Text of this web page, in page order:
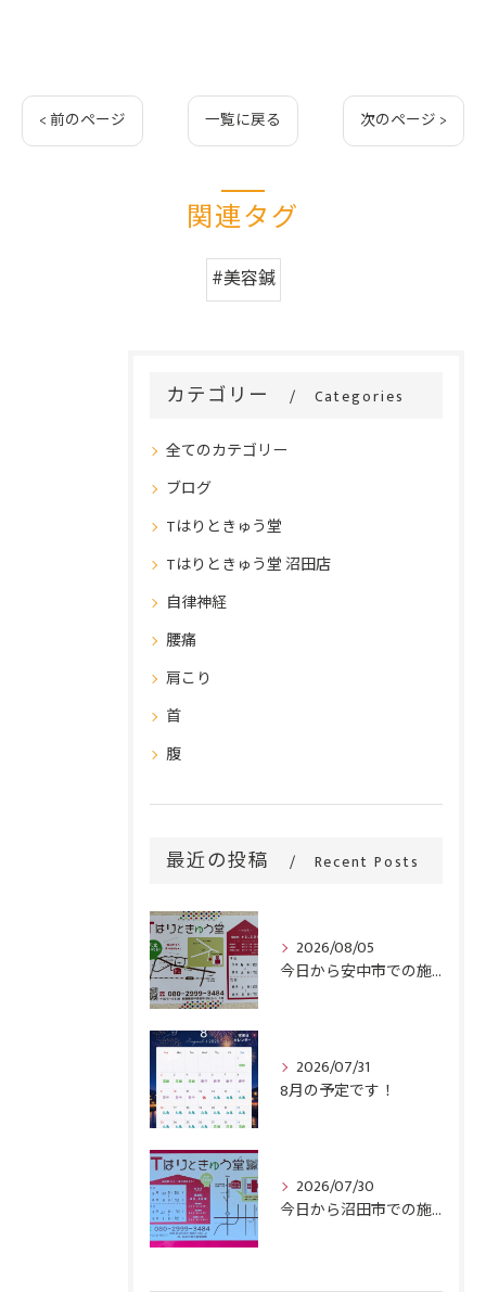
< 前のページ 一覧に戻る 次のページ >
関連タグ
#美容鍼
カテゴリー Categories
全てのカテゴリー
ブログ
Tはりときゅう堂
Tはりときゅう堂 沼田店
自律神経
腰痛
肩こり
首
腹
最近の投稿 Recent Posts
2026/08/05
今日から安中市での施術がスタートです！
2026/07/31
8月の予定です！
2026/07/30
今日から沼田市での施術がスタートです！